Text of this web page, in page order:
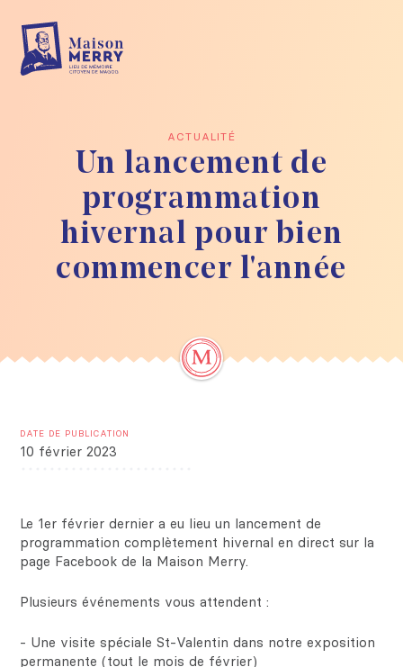
ACTUALITÉ
Un lancement de
programmation
hivernal pour bien
commencer l'année
DATE DE PUBLICATION
10 février 2023
Le 1er février dernier a eu lieu un lancement de
programmation complètement hivernal en direct sur la
page Facebook de la Maison Merry.
Plusieurs événements vous attendent :
- Une visite spéciale St-Valentin dans notre exposition
permanente (tout le mois de février)